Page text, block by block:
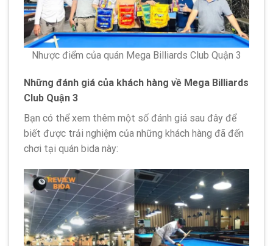
Nhược điểm của quán Mega Billiards Club Quận 3
Những đánh giá của khách hàng về Mega Billiards
Club Quận 3
Bạn có thể xem thêm một số đánh giá sau đây để
biết được trải nghiệm của những khách hàng đã đến
chơi tại quán bida này: